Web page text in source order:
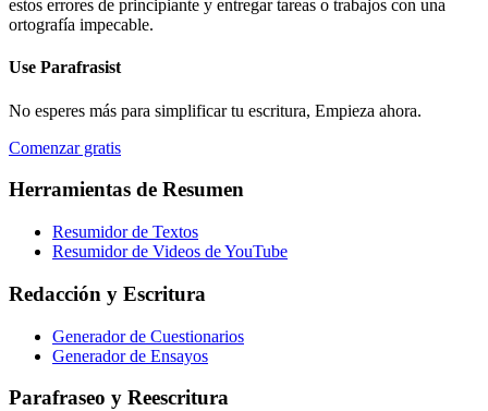
estos errores de principiante y entregar tareas o trabajos con una
ortografía impecable.
Use Parafrasist
No esperes más para simplificar tu escritura, Empieza ahora.
Comenzar gratis
Herramientas de Resumen
Resumidor de Textos
Resumidor de Videos de YouTube
Redacción y Escritura
Generador de Cuestionarios
Generador de Ensayos
Parafraseo y Reescritura